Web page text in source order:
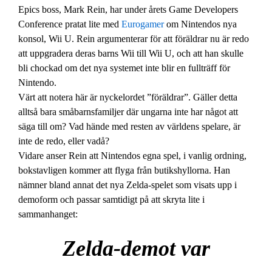
Epics boss, Mark Rein, har under årets Game Developers
Conference pratat lite med Eurogamerom Nintendos nya
konsol, Wii U. Rein argumenterar för att föräldrar nu är redo
att uppgradera deras barns Wii till Wii U, och att han skulle
bli chockad om det nya systemet inte blir en fullträff för
Nintendo.
Värt att notera här är nyckelordet ”föräldrar”. Gäller detta
alltså bara småbarnsfamiljer där ungarna inte har något att
säga till om? Vad hände med resten av världens spelare, är
inte de redo, eller vadå?
Vidare anser Rein att Nintendos egna spel, i vanlig ordning,
bokstavligen kommer att flyga från butikshyllorna. Han
nämner bland annat det nya Zelda-spelet som visats upp i
demoform och passar samtidigt på att skryta lite i
sammanhanget:
Zelda-demot var